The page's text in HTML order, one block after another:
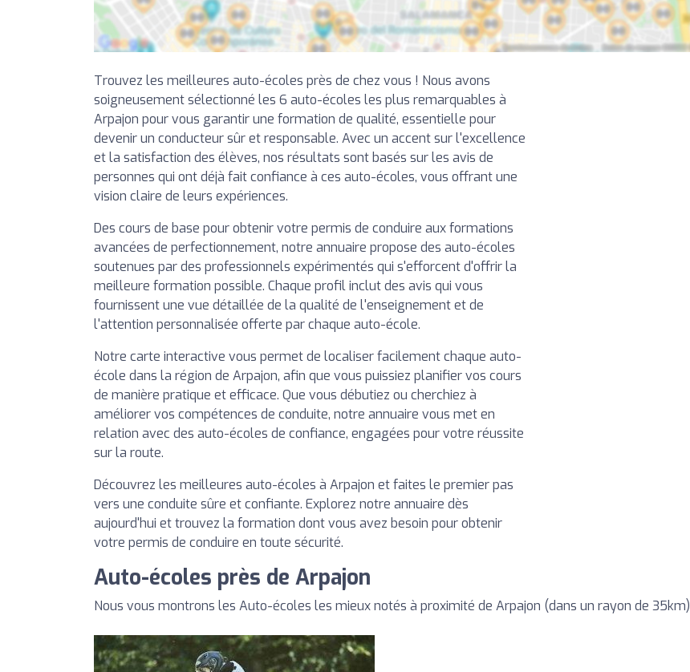
Trouvez les meilleures auto-écoles près de chez vous ! Nous avons
soigneusement sélectionné les 6 auto-écoles les plus remarquables à
Arpajon pour vous garantir une formation de qualité, essentielle pour
devenir un conducteur sûr et responsable. Avec un accent sur l'excellence
et la satisfaction des élèves, nos résultats sont basés sur les avis de
personnes qui ont déjà fait confiance à ces auto-écoles, vous offrant une
vision claire de leurs expériences.
Des cours de base pour obtenir votre permis de conduire aux formations
avancées de perfectionnement, notre annuaire propose des auto-écoles
soutenues par des professionnels expérimentés qui s'efforcent d'offrir la
meilleure formation possible. Chaque profil inclut des avis qui vous
fournissent une vue détaillée de la qualité de l'enseignement et de
l'attention personnalisée offerte par chaque auto-école.
Notre carte interactive vous permet de localiser facilement chaque auto-
école dans la région de Arpajon, afin que vous puissiez planifier vos cours
de manière pratique et efficace. Que vous débutiez ou cherchiez à
améliorer vos compétences de conduite, notre annuaire vous met en
relation avec des auto-écoles de confiance, engagées pour votre réussite
sur la route.
Découvrez les meilleures auto-écoles à Arpajon et faites le premier pas
vers une conduite sûre et confiante. Explorez notre annuaire dès
aujourd'hui et trouvez la formation dont vous avez besoin pour obtenir
votre permis de conduire en toute sécurité.
Auto-écoles près de Arpajon
Nous vous montrons les Auto-écoles les mieux notés à proximité de Arpajon (dans un rayon de 35km)